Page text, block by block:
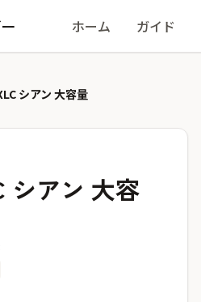
ホーム ガイド
シアン 大容量
シアン 大容